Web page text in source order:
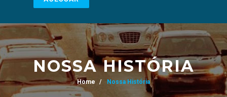
NOSSA HISTÓRIA
Home Nossa História